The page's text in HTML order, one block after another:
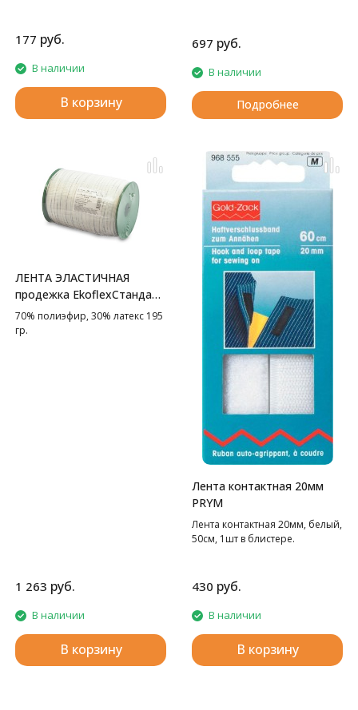
177 руб.
В наличии
В корзину
697 руб.
В наличии
Подробнее
ЛЕНТА ЭЛАСТИЧНАЯ
продежка EkoflexСтандарт
GAMMA
70% полиэфир, 30% латекс 195
гр.
1 263 руб.
В наличии
В корзину
Лента контактная 20мм
PRYM
Лента контактная 20мм, белый,
50см, 1шт в блистере.
430 руб.
В наличии
В корзину